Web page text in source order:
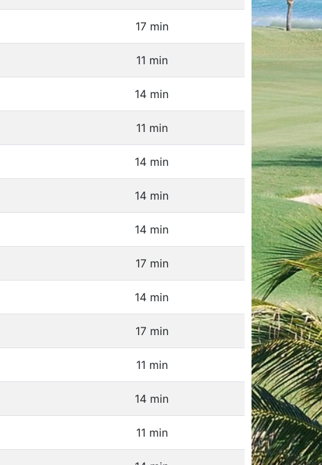
17 min
11 min
14 min
11 min
14 min
14 min
14 min
17 min
14 min
17 min
11 min
14 min
11 min